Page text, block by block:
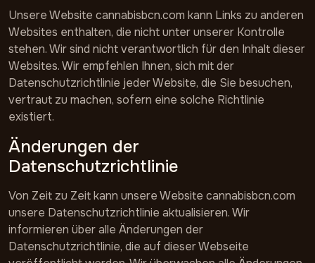
Unsere Website cannabisbcn.com kann Links zu anderen
Websites enthalten, die nicht unter unserer Kontrolle
stehen. Wir sind nicht verantwortlich für den Inhalt dieser
Websites. Wir empfehlen Ihnen, sich mit der
Datenschutzrichtlinie jeder Website, die Sie besuchen,
vertraut zu machen, sofern eine solche Richtlinie
existiert.
Änderungen der
Datenschutzrichtlinie
Von Zeit zu Zeit kann unsere Website cannabisbcn.com
unsere Datenschutzrichtlinie aktualisieren. Wir
informieren über alle Änderungen der
Datenschutzrichtlinie, die auf dieser Webseite